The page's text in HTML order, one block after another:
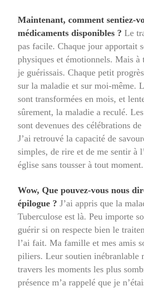
Maintenant, comment sentiez-
médicaments disponibles ? Le
pas facile. Chaque jour apportait
physiques et émotionnels. Mais à
je guérissais. Chaque petit
sur la maladie et sur moi-même.
sont transformées en mois, et
sûrement, la maladie a reculé.
sont devenues des célébrations
J’ai retrouvé la capacité de
simples, de rire et de me sentir à
église sans tousser à tout moment.
Wow, Que pouvez-vous nous
épilogue ? J’ai appris que la
Tuberculose est là. Peu importe
guérir si on respecte bien le
l’ai fait. Ma famille et mes amis
piliers. Leur soutien inébranlable
travers les moments les plus
présence m’a rappelé que je